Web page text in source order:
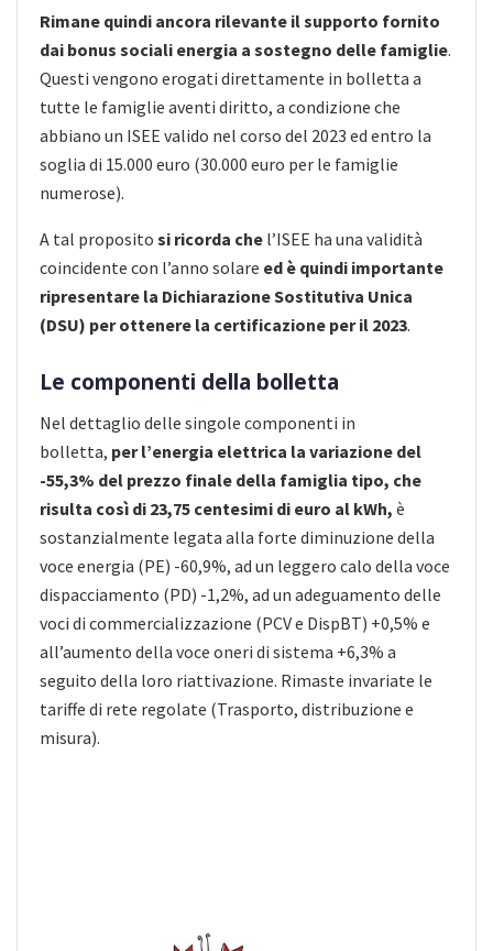
Rimane quindi ancora rilevante il supporto fornito
dai bonus sociali energia a sostegno delle famiglie.
Questi vengono erogati direttamente in bolletta a
tutte le famiglie aventi diritto, a condizione che
abbiano un ISEE valido nel corso del 2023 ed entro la
soglia di 15.000 euro (30.000 euro per le famiglie
numerose).
A tal proposito si ricorda che l’ISEE ha una validità
coincidente con l’anno solare ed è quindi importante
ripresentare la Dichiarazione Sostitutiva Unica
(DSU) per ottenere la certificazione per il 2023.
Le componenti della bolletta
Nel dettaglio delle singole componenti in
bolletta, per l’energia elettrica la variazione del
-55,3% del prezzo finale della famiglia tipo, che
risulta così di 23,75 centesimi di euro al kWh, è
sostanzialmente legata alla forte diminuzione della
voce energia (PE) -60,9%, ad un leggero calo della voce
dispacciamento (PD) -1,2%, ad un adeguamento delle
voci di commercializzazione (PCV e DispBT) +0,5% e
all’aumento della voce oneri di sistema +6,3% a
seguito della loro riattivazione. Rimaste invariate le
tariffe di rete regolate (Trasporto, distribuzione e
misura).